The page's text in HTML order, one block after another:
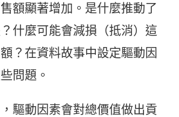
在
新
視
窗
開
額顯著增加。是什麼推動了
什麼可能會減損（抵消）這
？在資料故事中設定驅動因
問題。
驅動因素會對總價值做出貢